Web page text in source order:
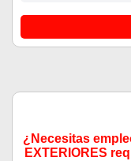
¿Necesitas
EXTERIORES